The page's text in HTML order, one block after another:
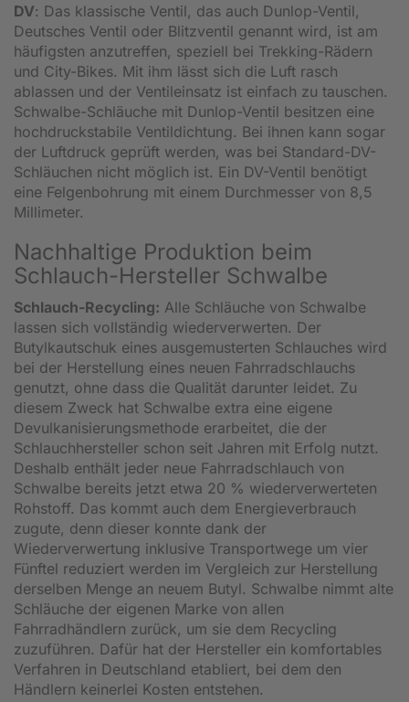
DV: Das klassische Ventil, das auch Dunlop-Ventil,
Deutsches Ventil oder Blitzventil genannt wird, ist am
häufigsten anzutreffen, speziell bei Trekking-Rädern
und City-Bikes. Mit ihm lässt sich die Luft rasch
ablassen und der Ventileinsatz ist einfach zu tauschen.
Schwalbe-Schläuche mit Dunlop-Ventil besitzen eine
hochdruckstabile Ventildichtung. Bei ihnen kann sogar
der Luftdruck geprüft werden, was bei Standard-DV-
Schläuchen nicht möglich ist. Ein DV-Ventil benötigt
eine Felgenbohrung mit einem Durchmesser von 8,5
Millimeter.
Nachhaltige Produktion beim
Schlauch-Hersteller Schwalbe
Schlauch-Recycling: Alle Schläuche von Schwalbe
lassen sich vollständig wiederverwerten. Der
Butylkautschuk eines ausgemusterten Schlauches wird
bei der Herstellung eines neuen Fahrradschlauchs
genutzt, ohne dass die Qualität darunter leidet. Zu
diesem Zweck hat Schwalbe extra eine eigene
Devulkanisierungsmethode erarbeitet, die der
Schlauchhersteller schon seit Jahren mit Erfolg nutzt.
Deshalb enthält jeder neue Fahrradschlauch von
Schwalbe bereits jetzt etwa 20 % wiederverwerteten
Rohstoff. Das kommt auch dem Energieverbrauch
zugute, denn dieser konnte dank der
Wiederverwertung inklusive Transportwege um vier
Fünftel reduziert werden im Vergleich zur Herstellung
derselben Menge an neuem Butyl. Schwalbe nimmt alte
Schläuche der eigenen Marke von allen
Fahrradhändlern zurück, um sie dem Recycling
zuzuführen. Dafür hat der Hersteller ein komfortables
Verfahren in Deutschland etabliert, bei dem den
Händlern keinerlei Kosten entstehen.